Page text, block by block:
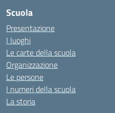
Scuola
Presentazione
I luoghi
Le carte della scuola
Organizzazione
Le persone
I numeri della scuola
La storia